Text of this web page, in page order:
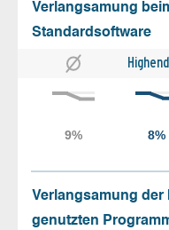
Verlangsamung
Standardsoftware
Verlangsamung
genutzten